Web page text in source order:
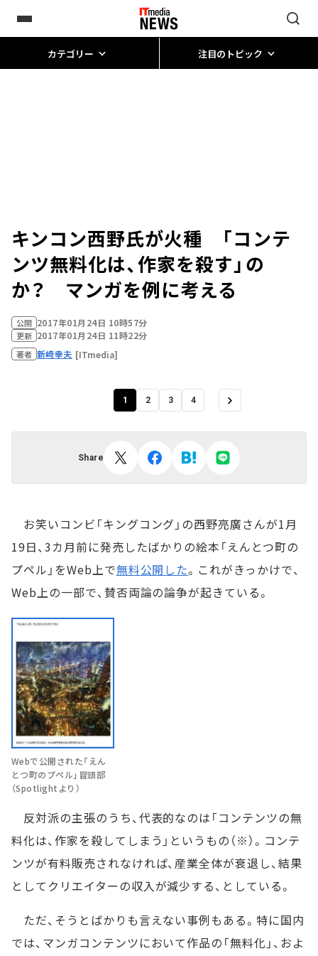
カテゴリー 注目のトピック
キンコン西野氏が火種 「コンテ
ンツ無料化は、作家を殺す」の
か？ マンガを例に考える
公開 2017年01月24日 10時57分
更新 2017年01月24日 11時22分
著者 新崎幸夫 [ITmedia]
1 2 3 4
Share
お笑いコンビ「キングコング」の西野亮廣さんが1月
19日、3カ月前に発売したばかりの絵本「えんとつ町の
プペル」をWeb上で無料公開した。これがきっかけで、
Web上の一部で、賛否両論の論争が起きている。
Webで公開された「えん
とつ町のプペル」冒頭部
（Spotlightより）
反対派の主張のうち、代表的なのは「コンテンツの無
料化は、作家を殺してしまう」というもの（※）。コンテ
ンツが有料販売されなければ、産業全体が衰退し、結果
としてクリエイターの収入が減少する、としている。
ただ、そうとばかりも言えない事例もある。特に国内
では、マンガコンテンツにおいて作品の「無料化」、およ